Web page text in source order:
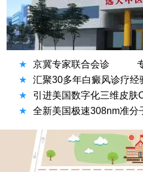
★ 京冀专家联合会诊
★
汇聚30多年白癜风诊疗经
★
引进美国数字化三维皮肤
★
全新美国极速308nm准分